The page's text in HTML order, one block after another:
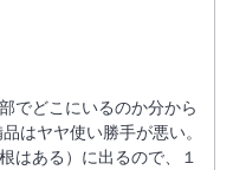
でどこにいるのか分から
はヤヤ使い勝手が悪い。
はある）に出るので、１